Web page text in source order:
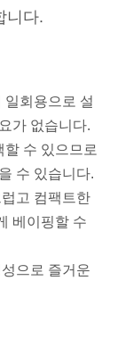
니다.
회용으로 설
가 없습니다.
할 수 있으므로
수 있습니다.
고 컴팩트한
베이핑할 수
으로 즐거운